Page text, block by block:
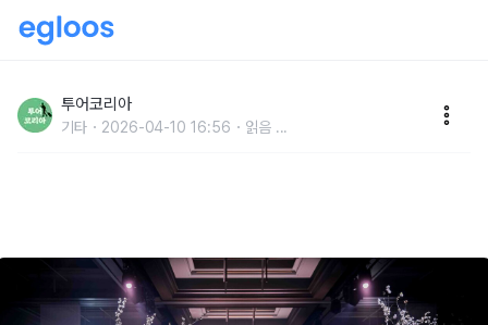
딩’ 뜬다투어코리아
기타 2026-04-10 16:56 읽음 ...